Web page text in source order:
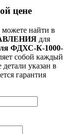
цене
найти в
для
ФДХС-К-1000-
собой каждый
указан в
гарантия